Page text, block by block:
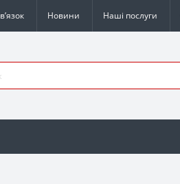
Новини Наші послуги